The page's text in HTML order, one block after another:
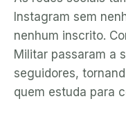
Instagram sem
nenhum inscrito.
Militar passaram a
seguidores,
quem estuda para